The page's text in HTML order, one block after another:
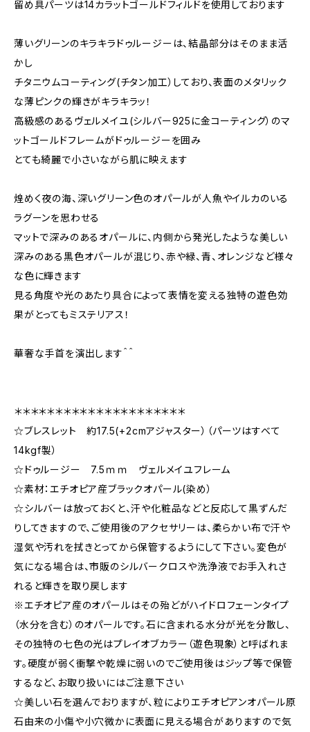
留め具パーツは14カラットゴールドフィルドを使用しております
薄いグリーンのキラキラドゥルージーは、結晶部分はそのまま活
かし
チタニウムコーティング(チタン加工）しており、表面のメタリック
な薄ピンクの輝きがキラキラッ！
高級感のあるヴェルメイユ(シルバー925に金コーティング）のマ
ットゴールドフレームがドゥルージーを囲み
とても綺麗で小さいながら肌に映えます
煌めく夜の海、深いグリーン色のオパールが人魚やイルカのいる
ラグーンを思わせる
マットで深みのあるオパールに、内側から発光したような美しい
深みのある黒色オパールが混じり、赤や緑、青、オレンジなど様々
な色に輝きます
見る角度や光のあたり具合によって表情を変える独特の遊色効
果がとってもミステリアス！
華奢な手首を演出します＾＾
＊＊＊＊＊＊＊＊＊＊＊＊＊＊＊＊＊＊＊＊＊
☆ブレスレット 約17.5(+2cmアジャスター）（パーツはすべて
14kgf製）
☆ドゥルージー 7.5ｍｍ ヴェルメイユフレーム
☆素材：エチオピア産ブラックオパール(染め）
☆シルバーは放っておくと、汗や化粧品などと反応して黒ずんだ
りしてきますので、ご使用後のアクセサリーは、柔らかい布で汗や
湿気や汚れを拭きとってから保管するようにして下さい。変色が
気になる場合は、市販のシルバークロスや洗浄液でお手入れさ
れると輝きを取り戻します
※エチオピア産のオパールはその殆どがハイドロフェーンタイプ
（水分を含む）のオパールです。石に含まれる水分が光を分散し、
その独特の七色の光はプレイオブカラー（遊色現象）と呼ばれま
す。硬度が弱く衝撃や乾燥に弱いのでご使用後はジップ等で保管
するなど、お取り扱いにはご注意下さい
☆美しい石を選んでおりますが、粒によりエチオピアンオパール原
石由来の小傷や小穴微かに表面に見える場合がありますので気